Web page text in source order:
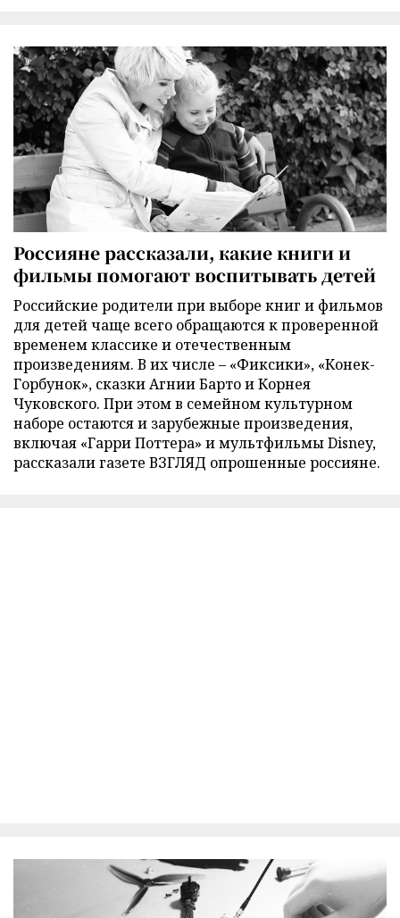
Россияне рассказали, какие книги и
фильмы помогают воспитывать детей
Российские родители при выборе книг и фильмов
для детей чаще всего обращаются к проверенной
временем классике и отечественным
произведениям. В их числе – «Фиксики», «Конек-
Горбунок», сказки Агнии Барто и Корнея
Чуковского. При этом в семейном культурном
наборе остаются и зарубежные произведения,
включая «Гарри Поттера» и мультфильмы Disney,
рассказали газете ВЗГЛЯД опрошенные россияне.